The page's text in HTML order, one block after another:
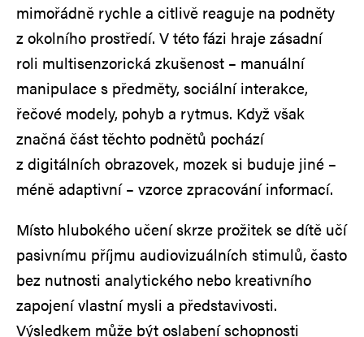
mimořádně rychle a citlivě reaguje na podněty
z okolního prostředí. V této fázi hraje zásadní
roli multisenzorická zkušenost – manuální
manipulace s předměty, sociální interakce,
řečové modely, pohyb a rytmus. Když však
značná část těchto podnětů pochází
z digitálních obrazovek, mozek si buduje jiné –
méně adaptivní – vzorce zpracování informací.
Místo hlubokého učení skrze prožitek se dítě učí
pasivnímu příjmu audiovizuálních stimulů, často
bez nutnosti analytického nebo kreativního
zapojení vlastní mysli a představivosti.
Výsledkem může být oslabení schopnosti